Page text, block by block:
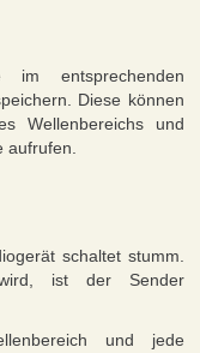
entsprechenden
Diese können
Wellenbereichs und
aufrufen.
schaltet stumm.
ist der Sender
und jede